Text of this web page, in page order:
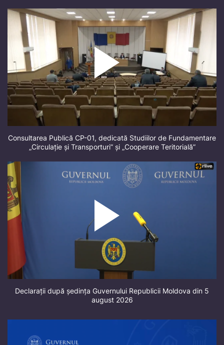
Consultarea Publică CP-01, dedicată Studiilor de Fundamentare
„Circulație și Transporturi” și „Cooperare Teritorială”
Declarații după ședința Guvernului Republicii Moldova din 5
august 2026